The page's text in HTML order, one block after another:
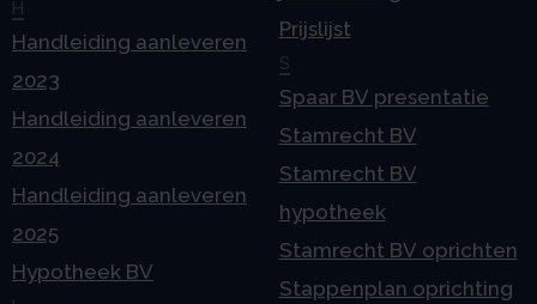
H
Handleiding aanleveren
2023
Handleiding aanleveren
2024
Handleiding aanleveren
2025
Hypotheek BV
Prijslijst
S
Spaar BV presentatie
Stamrecht BV
Stamrecht BV
hypotheek
Stamrecht BV oprichten
Stappenplan oprichting